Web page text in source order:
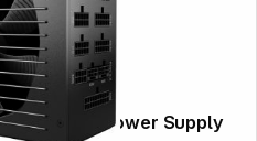
be quiet! STRAIGHT POWER 12 1200W Power Supply